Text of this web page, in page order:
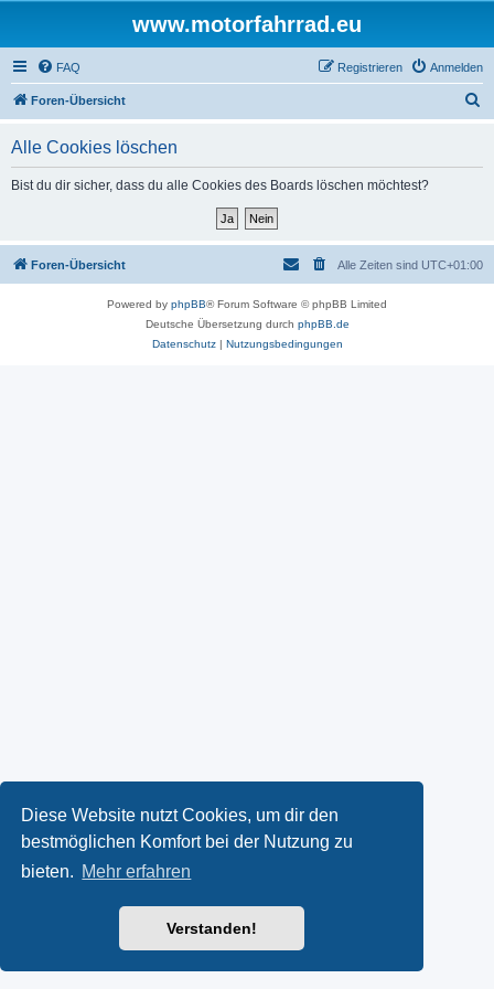
Diese Website nutzt Cookies, um dir den
bestmöglichen Komfort bei der Nutzung zu
bieten. Mehr erfahren
Verstanden!
www.motorfahrrad.eu
FAQ Anmelden
Registrieren
Foren-Übersicht
Alle Cookies löschen
Bist du dir sicher, dass du alle Cookies des Boards löschen möchtest?
Foren-Übersicht Alle Zeiten sind UTC+01:00
Powered by phpBB® Forum Software © phpBB Limited
Deutsche Übersetzung durch phpBB.de
Datenschutz| Nutzungsbedingungen